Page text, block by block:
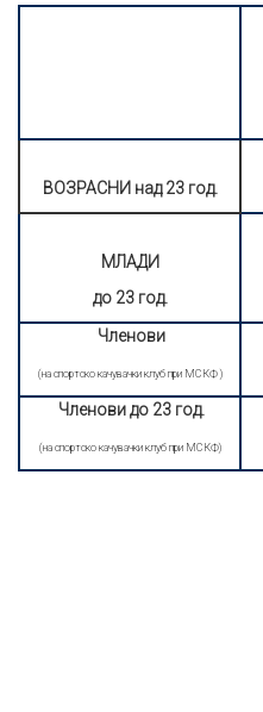
ВОЗРАСНИ над 23 год.
МЛАДИ
до 23 год.
Членови
(на спортско качувачки клуб при МСКФ )
Членовидо 23 год.
(на спортско качувачки клуб при МСКФ)